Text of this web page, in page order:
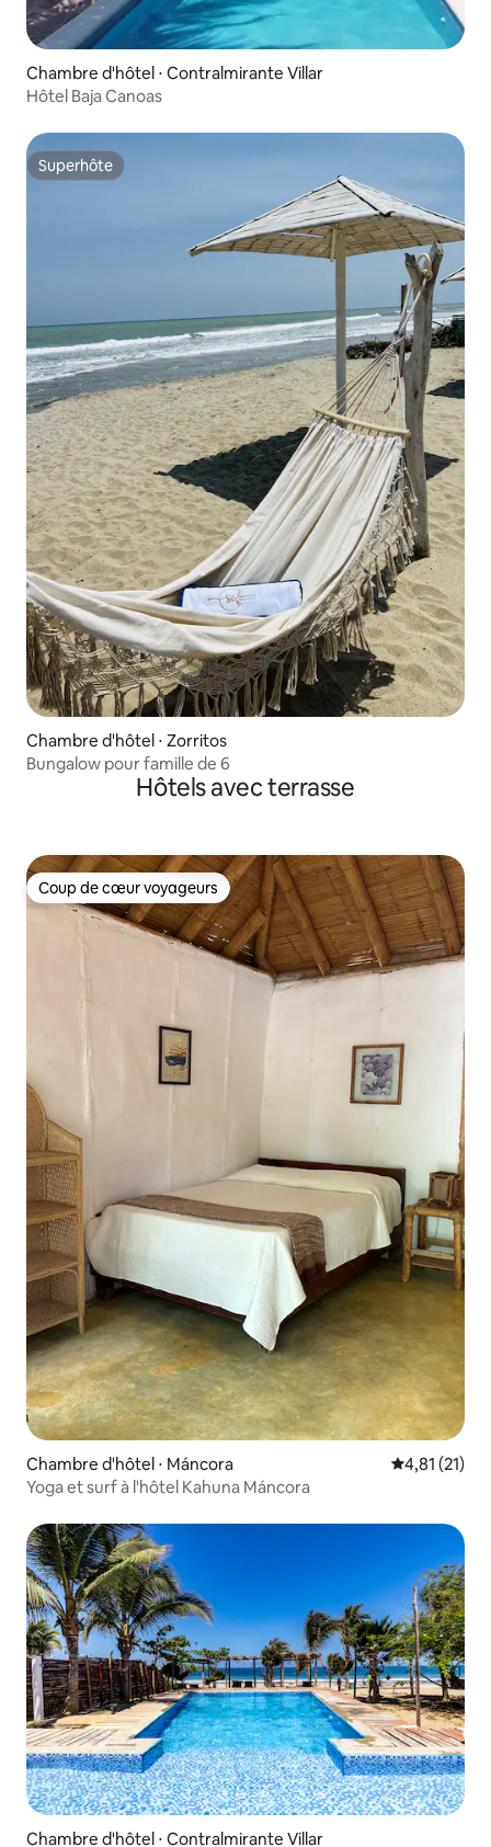
Chambre d'hôtel ⋅ Contralmirante Villar
Hôtel Baja Canoas
Superhôte
Superhôte
Chambre d'hôtel ⋅ Zorritos
Bungalow pour famille de 6
Hôtels avec terrasse
Coup de cœur voyageurs
Coup de cœur voyageurs
Chambre d'hôtel ⋅ Máncora Évaluation
4,81 (21)
Yoga et surf à l'hôtel Kahuna Máncora
Chambre d'hôtel ⋅ Contralmirante Villar